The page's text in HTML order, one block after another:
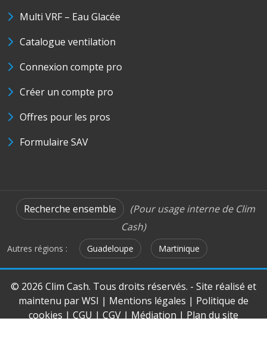
Multi VRF – Eau Glacée
Catalogue ventilation
Connexion compte pro
Créer un compte pro
Offres pour les pros
Formulaire SAV
Recherche ensemble
(Pour usage interne de Clim
Cash)
Autres régions : Guadeloupe Martinique
© 2026 Clim Cash. Tous droits réservés. - Site réalisé et
maintenu parWSI | Mentions légales | Politique de
cookies | CGU | CGV | Médiation | Plan du site